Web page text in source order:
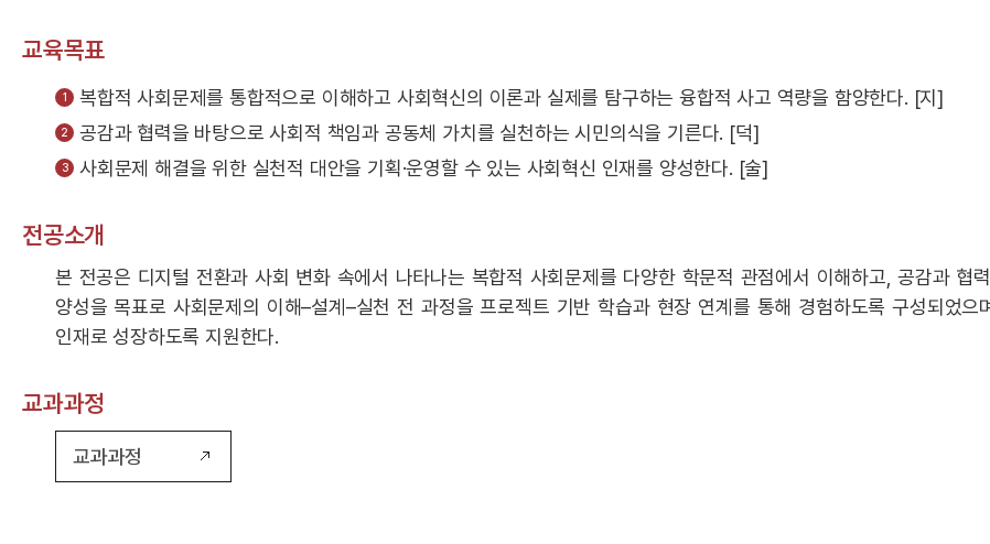
교육목표
복합적 사회문제를 통합적으로 이해하고 사회혁신의 이론과 실제를 탐구하는 융합적 사고 역량을 함양한다. [지]
공감과 협력을 바탕으로 사회적 책임과 공동체 가치를 실천하는 시민의식을 기른다. [덕]
사회문제 해결을 위한 실천적 대안을 기획·운영할 수 있는 사회혁신 인재를 양성한다. [술]
전공소개
본 전공은 디지털 전환과 사회 변화 속에서 나타나는 복합적 사회문제를 다양한 학문적 관점에서 이해하고, 공감과 협
양성을 목표로 사회문제의 이해–설계–실천 전 과정을 프로젝트 기반 학습과 현장 연계를 통해 경험하도록 구성되었
인재로 성장하도록 지원한다.
교과과정
교과과정